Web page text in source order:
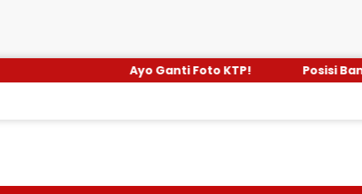
Ayo Ganti Foto KTP! Posisi Bantuan